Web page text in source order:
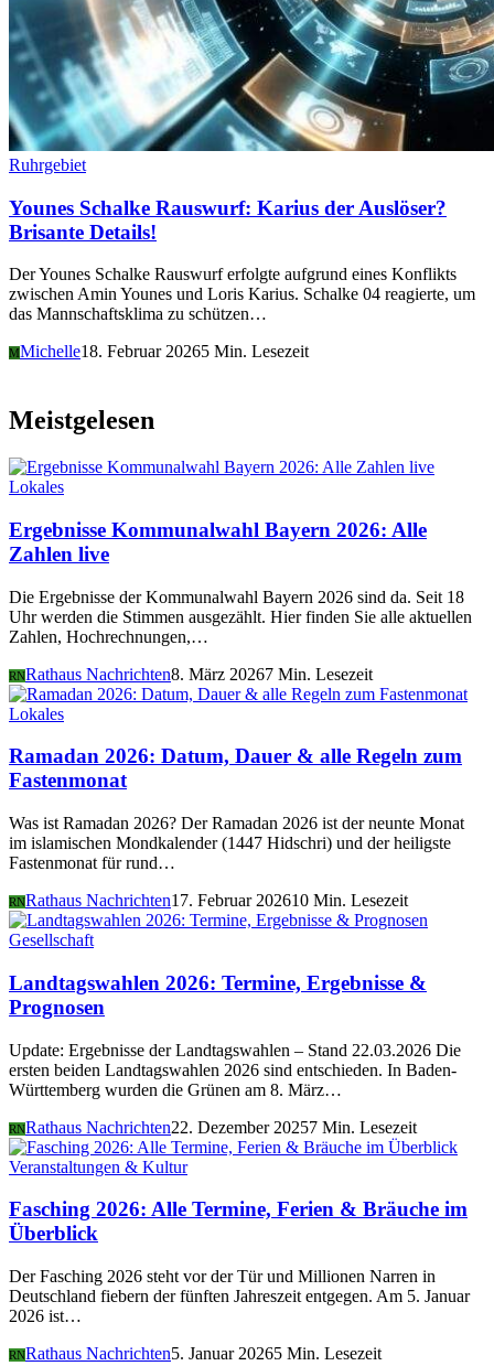
Ruhrgebiet
Younes Schalke Rauswurf: Karius der Auslöser?
Brisante Details!
Der Younes Schalke Rauswurf erfolgte aufgrund eines Konflikts
zwischen Amin Younes und Loris Karius. Schalke 04 reagierte, um
das Mannschaftsklima zu schützen…
MMichelle18. Februar 20265 Min. Lesezeit
Meistgelesen
Lokales
Ergebnisse Kommunalwahl Bayern 2026: Alle
Zahlen live
Die Ergebnisse der Kommunalwahl Bayern 2026 sind da. Seit 18
Uhr werden die Stimmen ausgezählt. Hier finden Sie alle aktuellen
Zahlen, Hochrechnungen,…
RNRathaus Nachrichten8. März 20267 Min. Lesezeit
Lokales
Ramadan 2026: Datum, Dauer & alle Regeln zum
Fastenmonat
Was ist Ramadan 2026? Der Ramadan 2026 ist der neunte Monat
im islamischen Mondkalender (1447 Hidschri) und der heiligste
Fastenmonat für rund…
RNRathaus Nachrichten17. Februar 202610 Min. Lesezeit
Gesellschaft
Landtagswahlen 2026: Termine, Ergebnisse &
Prognosen
Update: Ergebnisse der Landtagswahlen – Stand 22.03.2026 Die
ersten beiden Landtagswahlen 2026 sind entschieden. In Baden-
Württemberg wurden die Grünen am 8. März…
RNRathaus Nachrichten22. Dezember 20257 Min. Lesezeit
Veranstaltungen & Kultur
Fasching 2026: Alle Termine, Ferien & Bräuche im
Überblick
Der Fasching 2026 steht vor der Tür und Millionen Narren in
Deutschland fiebern der fünften Jahreszeit entgegen. Am 5. Januar
2026 ist…
RNRathaus Nachrichten5. Januar 20265 Min. Lesezeit